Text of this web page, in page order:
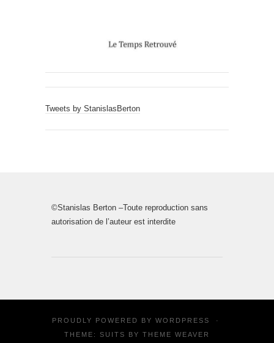
Tweets by StanislasBerton
©Stanislas Berton –Toute reproduction sans
autorisation de l’auteur est interdite
PROUDLY POWERED BY WORDPRESS
·
THEME: SUITS BY THEME WEAVER